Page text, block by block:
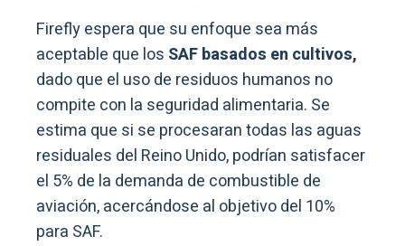
Firefly espera que su enfoque sea más
aceptable que los SAF basados en cultivos,
dado que el uso de residuos humanos no
compite con la seguridad alimentaria. Se
estima que si se procesaran todas las aguas
residuales del Reino Unido, podrían satisfacer
el 5% de la demanda de combustible de
aviación, acercándose al objetivo del 10%
para SAF.